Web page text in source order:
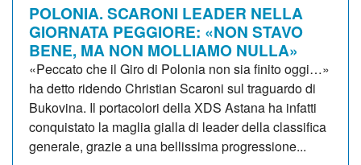
POLONIA. SCARONI LEADER NELLA
GIORNATA PEGGIORE: «NON STAVO
BENE, MA NON MOLLIAMO NULLA»
«Peccato che il Giro di Polonia non sia finito oggi…»
ha detto ridendo Christian Scaroni sul traguardo di
Bukovina. Il portacolori della XDS Astana ha infatti
conquistato la maglia gialla di leader della classifica
generale, grazie a una bellissima progressione...